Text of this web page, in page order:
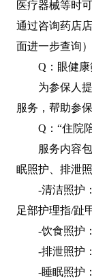
医疗器械等时
通过咨询药店
面进一步查询）
Q：眼健
为参保人
服务，帮助参
Q：“住院
服务内容
眠照护、排泄
-清洁照护
足部护理指/趾
-饮食照护
-排泄照护
-睡眠照护